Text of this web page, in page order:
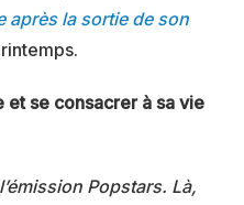
après la sortie de son
et se consacrer à sa vie
Popstars. Là,